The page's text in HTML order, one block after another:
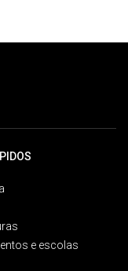
e escolas